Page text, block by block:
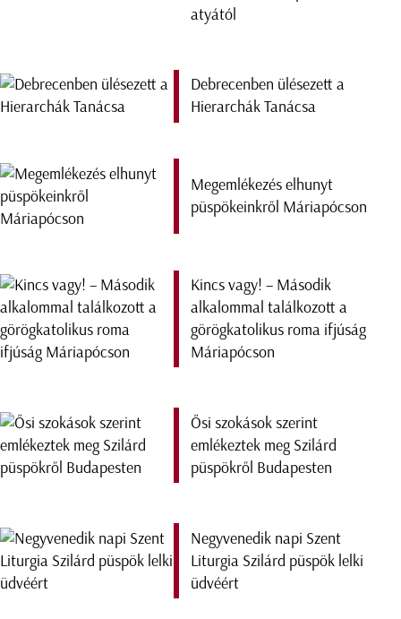
atyától
Debrecenben ülésezett a
Hierarchák Tanácsa
Megemlékezés elhunyt
püspökeinkről Máriapócson
Kincs vagy! – Második
alkalommal találkozott a
görögkatolikus roma ifjúság
Máriapócson
Ősi szokások szerint
emlékeztek meg Szilárd
püspökről Budapesten
Negyvenedik napi Szent
Liturgia Szilárd püspök lelki
üdvéért